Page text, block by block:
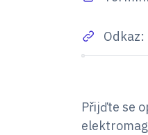
Odkaz:
Přijďte se